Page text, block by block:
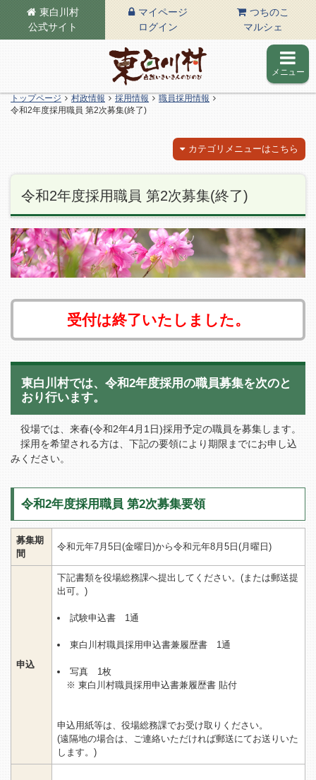
東白川村
公式サイト
マイページ
ログイン
つちのこ
マルシェ
東白川村の公式サイト
メニュー
トップページ 村政情報 採用情報
職員採用情報
令和2年度採用職員 第2次募集(終了)
カテゴリメニューはこちら
令和2年度採用職員 第2次募集(終了)
受付は終了いたしました。
東白川村では、令和2年度採用の職員募集を次のと
おり行います。
役場では、来春(令和2年4月1日)採用予定の職員を募集します。
採用を希望される方は、下記の要領により期限までにお申し込
みください。
令和2年度採用職員 第2次募集要領
募集期
間
令和元年7月5日(金曜日)から令和元年8月5日(月曜日)
申込
下記書類を役場総務課へ提出してください。(または郵送提
出可。)
試験申込書 1通
東白川村職員採用申込書兼履歴書 1通
写真 1枚
※ 東白川村職員採用申込書兼履歴書 貼付
申込用紙等は、役場総務課でお受け取りください。
(遠隔地の場合は、ご連絡いただければ郵送にてお送りいた
します。)